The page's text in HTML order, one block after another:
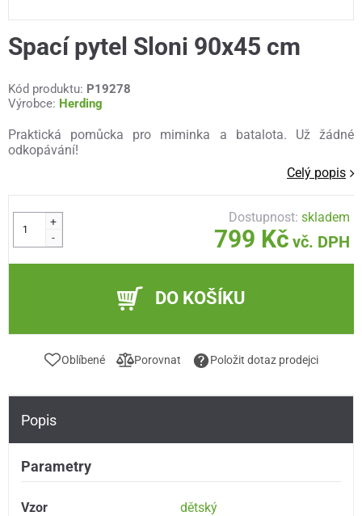
Spací pytel Sloni 90x45 cm
Kód produktu: P19278
Výrobce: Herding
Praktická pomůcka pro miminka a batalota. Už žádné
odkopávání!
Celý popis
+
-
Dostupnost:skladem
799 Kč vč. DPH
DO KOŠÍKU
Oblíbené Porovnat Položit dotaz prodejci
Popis
Parametry
Vzor dětský